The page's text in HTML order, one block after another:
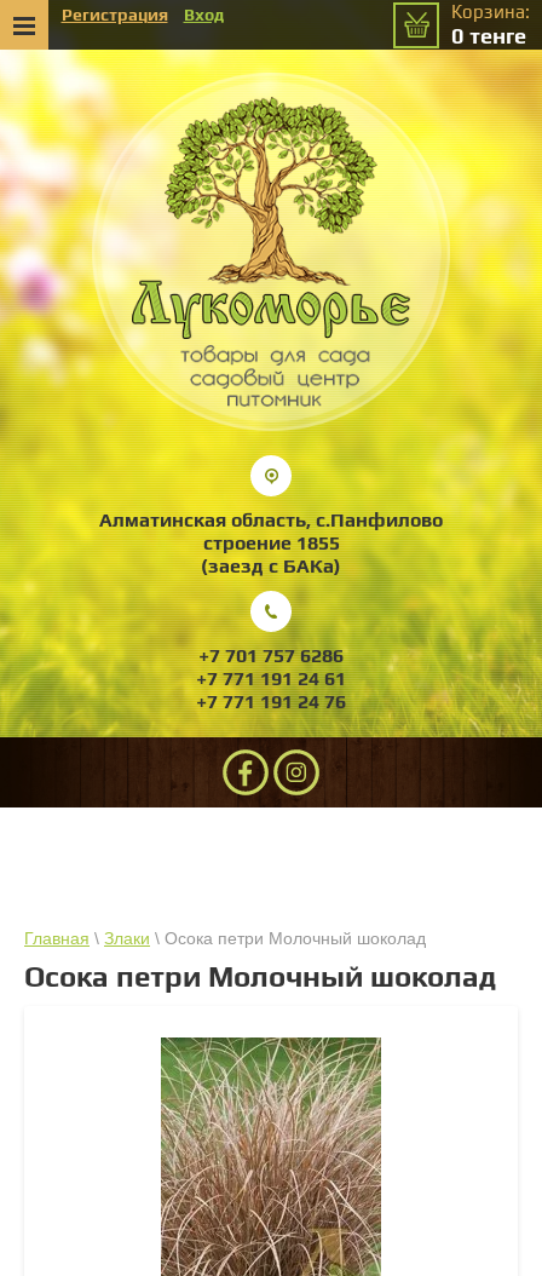
Корзина:
0 тенге
Регистрация Вход
Алматинская область, с.Панфилово
строение 1855
(заезд с БАКа)
+7 701 757 6286
+7 771 191 24 61
+7 771 191 24 76
Главная \ Злаки \ Осока петри Молочный шоколад
Осока петри Молочный шоколад